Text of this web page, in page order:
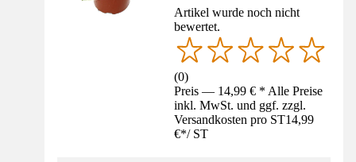
Artikel wurde noch nicht
bewertet.
(0)
Preis — 14,99 € * Alle Preise
inkl. MwSt. und ggf. zzgl.
Versandkosten pro ST14,99
€*/ ST